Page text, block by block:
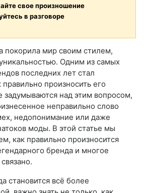
свое произношение
в разговоре
покорила мир своим стилем,
Одним из самых
последних лет стал
произносить его
задумываются над этим вопросом,
неправильно слово
недопонимание или даже
моды. В этой статье мы
как правильно произносится
бренда и многое
становится всё более